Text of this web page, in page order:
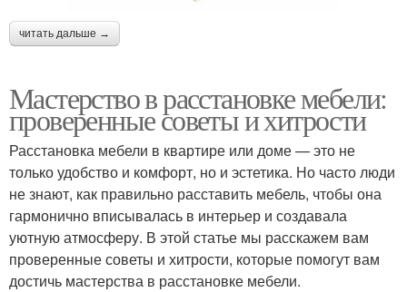
читать дальше →
Мастерство в расстановке мебели:
проверенные советы и хитрости
Расстановка мебели в квартире или доме — это не
только удобство и комфорт, но и эстетика. Но часто люди
не знают, как правильно расставить мебель, чтобы она
гармонично вписывалась в интерьер и создавала
уютную атмосферу. В этой статье мы расскажем вам
проверенные советы и хитрости, которые помогут вам
достичь мастерства в расстановке мебели.